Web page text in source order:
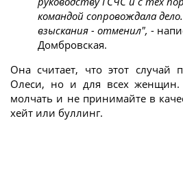
командой сопровождала
взыскания - отменил", -
Домбровская.
Она считает, что этот случай
Олеси, но и для всех
молчать и не принимайте в
хейт или буллинг.